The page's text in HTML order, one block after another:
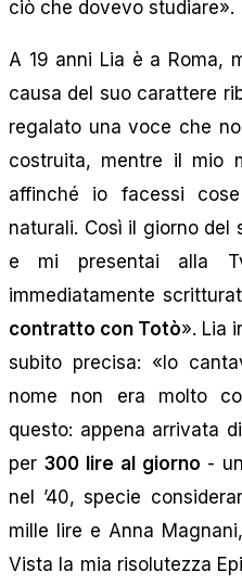
ciò che dovevo studiare».
A 19 anni Lia è a Roma,
causa del suo carattere
regalato una voce che
costruita, mentre il mio
affinché io facessi
naturali. Così il giorno
e mi presentai alla
immediatamente
contratto con Totò». Lia
subito precisa: «Io
nome non era molto
questo: appena arrivata
per 300 lire al giorno -
nel ’40, specie
mille lire e Anna
Vista la mia risolutezza